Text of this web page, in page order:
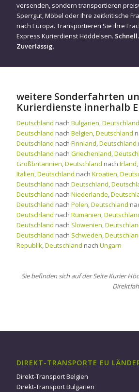
versenden, sondern transportieren
Sperrgut, Möbel oder Ihre zeitkritische
nach Europa. Transportieren Sie ihre
Express Kurierdienst Höddelsen.
Zuverlässig.
weitere Sonderfahrten
Kurierdienste innerhalb
Deutschland nach Bulgarien,Deutschland
Deutschland nach Belgien,Deutschland
Deutschland nach Finnland,Deutschland
Deutschland nach Griechenland,
Großbritannien,Deutschland nach Irland,
Italien,Deutschland nach Kroatien,
Deutschland nach Deutschland,
Deutschland nach Niederlande,
Deutschland nach Polen,Deutschland
Deutschland nach Rumänien,
Deutschland nach Slowenien,
Deutschland nach Schweden,
Republik,Deutschland nach Ungarn
Sie befinden sich auf der Seite Kurier
DIREKT-TRANSPORTE EU
Direkt-Transport Belgien
Direkt-Transport Bulgarien